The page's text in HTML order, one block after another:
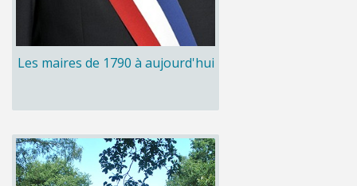
Les maires de 1790 à aujourd'hui